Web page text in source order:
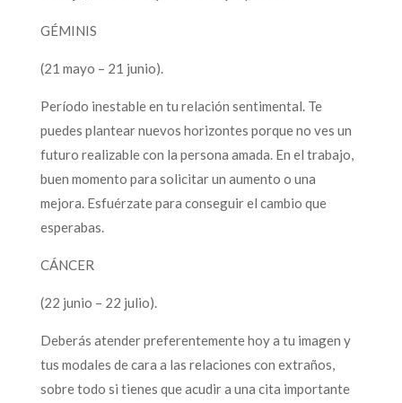
GÉMINIS
(21 mayo – 21 junio).
Período inestable en tu relación sentimental. Te
puedes plantear nuevos horizontes porque no ves un
futuro realizable con la persona amada. En el trabajo,
buen momento para solicitar un aumento o una
mejora. Esfuérzate para conseguir el cambio que
esperabas.
CÁNCER
(22 junio – 22 julio).
Deberás atender preferentemente hoy a tu imagen y
tus modales de cara a las relaciones con extraños,
sobre todo si tienes que acudir a una cita importante